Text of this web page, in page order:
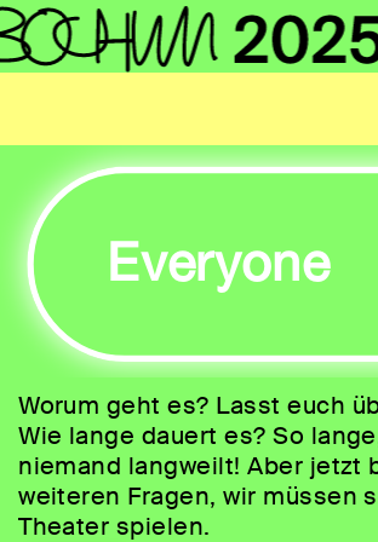
Everyone
Worum geht es? Lasst euch
Wie lange dauert es? So
niemand langweilt! Aber jetzt
weiteren Fragen, wir müssen
Theater spielen.